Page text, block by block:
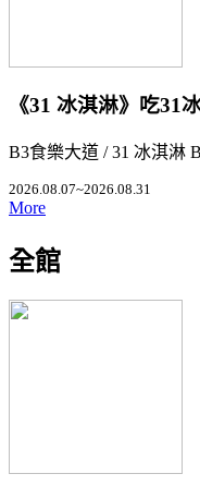
《31 冰淇淋》吃31
B3食樂大道 / 31 冰淇淋
2026.08.07~2026.08.31
More
全館